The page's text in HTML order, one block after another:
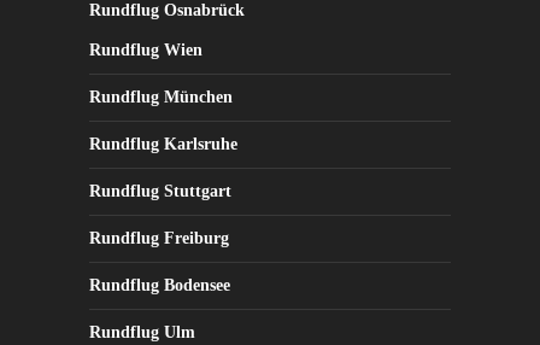
Rundflug Osnabrück
Rundflug Wien
Rundflug München
Rundflug Karlsruhe
Rundflug Stuttgart
Rundflug Freiburg
Rundflug Bodensee
Rundflug Ulm